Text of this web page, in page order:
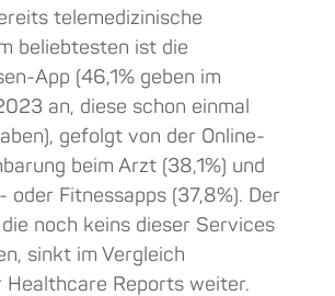
telemedizinische
beliebtesten ist die
App (46,1% geben im
an, diese schon einmal
gefolgt von der Online-
beim Arzt (38,1%) und
oder Fitnessapps (37,8%). Der
noch keins dieser Services
sinkt im Vergleich
Healthcare Reports weiter.